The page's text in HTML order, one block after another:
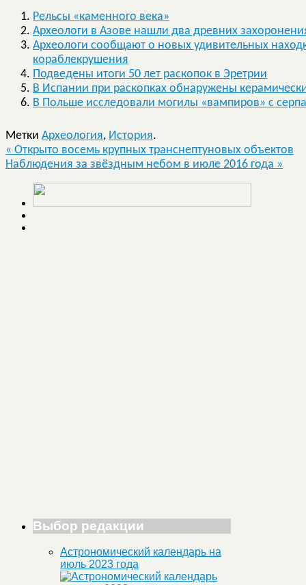
Рельсы «каменного века»
Археологи в Азове нашли два древних
Археологи сообщают о новых удивительных
кораблекрушения
Подведены итоги 50 лет раскопок в Эретрии
В Испании при раскопках обнаружены
В Польше исследовали могилы «вампиров» с
Метки Археология, История.
« Открыто восемь крупных транснептуновых объектов
Наблюдения за звёздным небом в июле 2016 года »
Выбор редакции
Астрономический календарь на
июль 2023 года